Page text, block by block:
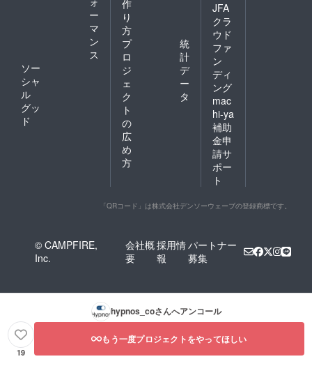
ー
マ
ン
ス
ソー
シャ
ル
グッ
ド
作
り
方
プ
ロ
ジ
ェ
ク
ト
の
広
め
方
統
計
デ
ー
タ
JFA
クラ
ウド
ファ
ン
ディ
ング
mac
hi-ya
補助
金申
請サ
ポー
ト
「QRコード」は株式会社デンソーウェーブの登録商標です。
© CAMPFIRE,
Inc.
会社概
要
採用情
報
パートナー
募集
hypnos_coさんへアンコール
19
もう一度プロジェクトをやってほしい